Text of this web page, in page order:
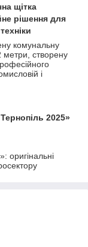
щітка
рішення для
комунальну
метри, створену
і
2025»
оригінальні